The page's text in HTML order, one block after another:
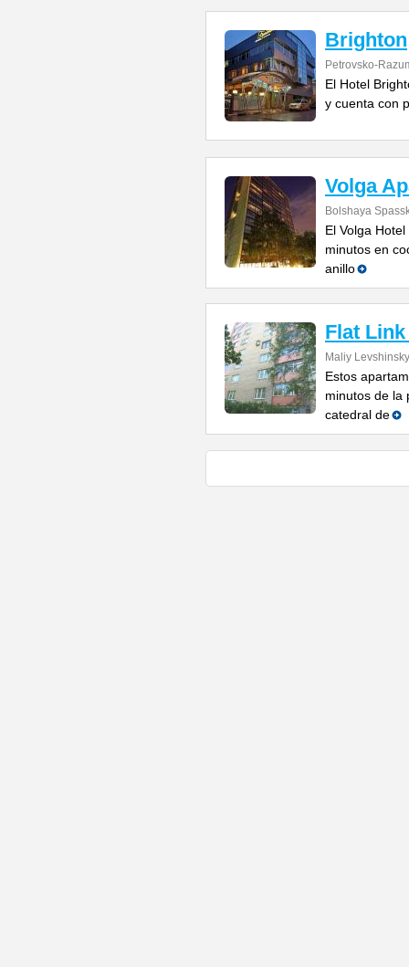
Brighton
Petrovsko-
El Hotel
y cuenta con
Volga
Bolshaya
El Volga
minutos en
anillo
Flat
Maliy
Estos
minutos de la
catedral de